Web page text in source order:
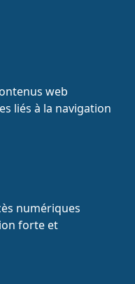
web
liés à la navigation
numériques
forte et